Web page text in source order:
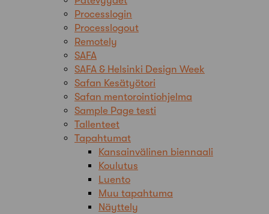
Processlogin
Processlogout
Remotely
SAFA
SAFA & Helsinki Design Week
Safan Kesätyötori
Safan mentorointiohjelma
Sample Page testi
Tallenteet
Tapahtumat
Kansainvälinen biennaali
Koulutus
Luento
Muu tapahtuma
Näyttely